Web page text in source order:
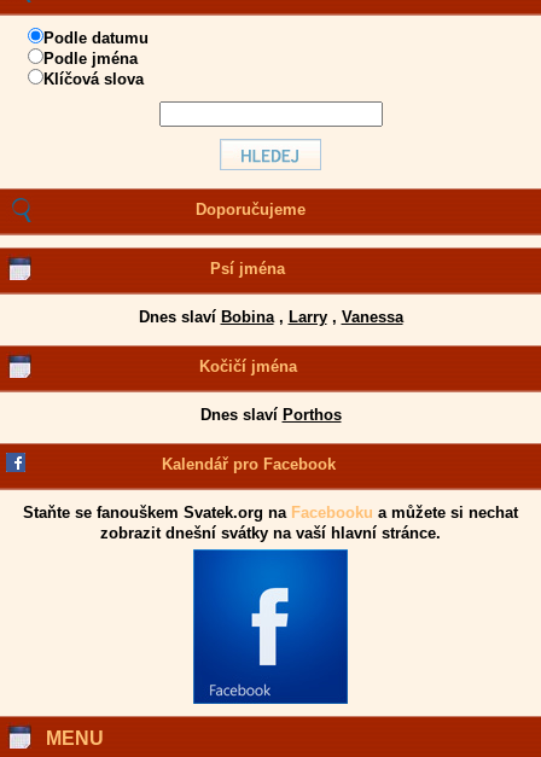
Podle datumu
Podle jména
Klíčová slova
Doporučujeme
Psí jména
Dnes slaví Bobina, Larry, Vanessa
Kočičí jména
Dnes slaví Porthos
Kalendář pro Facebook
Staňte se fanouškem Svatek.org na Facebooku a můžete si nechat
zobrazit dnešní svátky na vaší hlavní stránce.
MENU